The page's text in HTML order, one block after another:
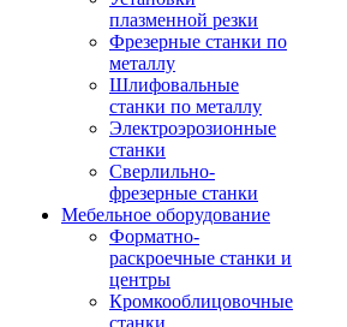
плазменной резки
Фрезерные станки по
металлу
Шлифовальные
станки по металлу
Электроэрозионные
станки
Сверлильно-
фрезерные станки
Мебельное оборудование
Форматно-
раскроечные станки и
центры
Кромкооблицовочные
станки